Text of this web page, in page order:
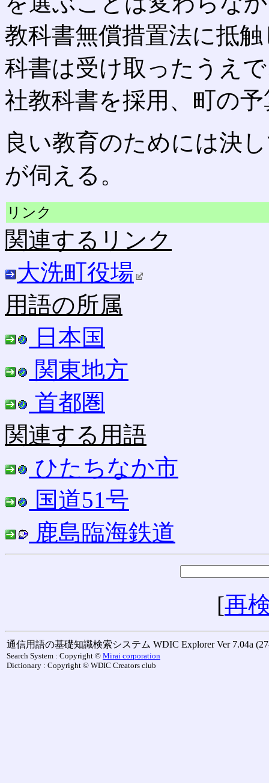
教科書無償措置法に抵
科書は受け取ったうえ
社教科書を採用、町の
良い教育のためには決
が伺える。
リンク
関連するリンク
大洗町役場
用語の所属
日本国
関東地方
首都圏
関連する用語
ひたちなか市
国道51号
鹿島臨海鉄道
[再
通信用語の基礎知識検索システム WDIC Explorer Ver 7.04a
Search System : Copyright © Mirai corporation
Dictionary : Copyright © WDIC Creators club